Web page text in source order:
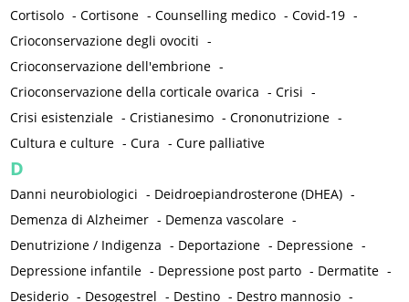
Cortisolo -Cortisone -Counselling medico -Covid-19 -
Crioconservazione degli ovociti -
Crioconservazione dell'embrione -
Crioconservazione della corticale ovarica -Crisi -
Crisi esistenziale -Cristianesimo -Crononutrizione -
Cultura e culture -Cura -Cure palliative
D
Danni neurobiologici - Deidroepiandrosterone (DHEA) -
Demenza di Alzheimer - Demenza vascolare -
Denutrizione / Indigenza - Deportazione - Depressione -
Depressione infantile - Depressione post parto - Dermatite -
Desiderio - Desogestrel - Destino - Destro mannosio -